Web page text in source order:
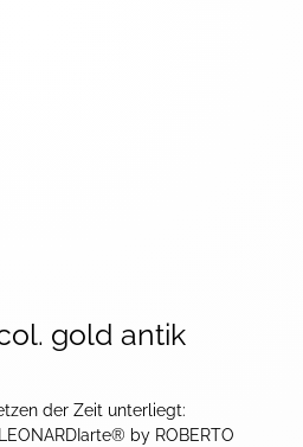
der Zeit unterliegt:
by ROBERTO
gold antik